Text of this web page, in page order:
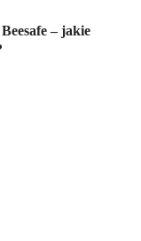
– jakie